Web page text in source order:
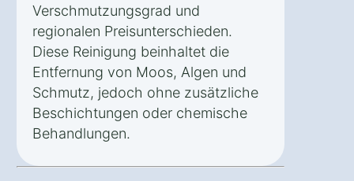
Verschmutzungsgrad und
regionalen Preisunterschieden.
Diese Reinigung beinhaltet die
Entfernung von Moos, Algen und
Schmutz, jedoch ohne zusätzliche
Beschichtungen oder chemische
Behandlungen.